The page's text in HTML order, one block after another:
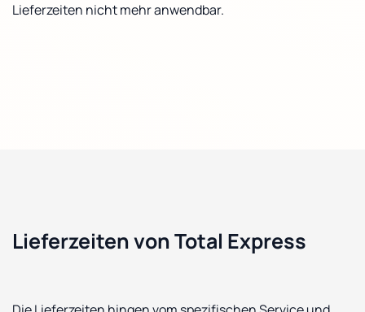
Lieferzeiten nicht mehr anwendbar.
Lieferzeiten von Total Express